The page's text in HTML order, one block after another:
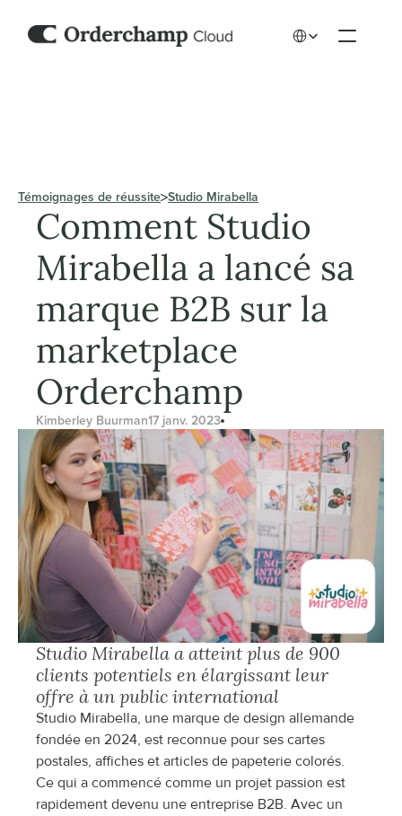
Témoignages de réussite Studio Mirabella
Comment Studio
Mirabella a lancé sa
marque B2B sur la
marketplace
Orderchamp
Kimberley Buurman17 janv. 2023
Studio Mirabella a atteint plus de 900
clients potentiels en élargissant leur
offre à un public international
Studio Mirabella, une marque de design allemande
fondée en 2024, est reconnue pour ses cartes
postales, affiches et articles de papeterie colorés.
Ce qui a commencé comme un projet passion est
rapidement devenu une entreprise B2B. Avec un